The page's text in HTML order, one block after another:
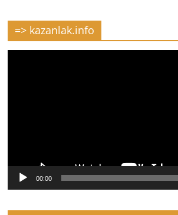
=> kazanlak.info
00:00